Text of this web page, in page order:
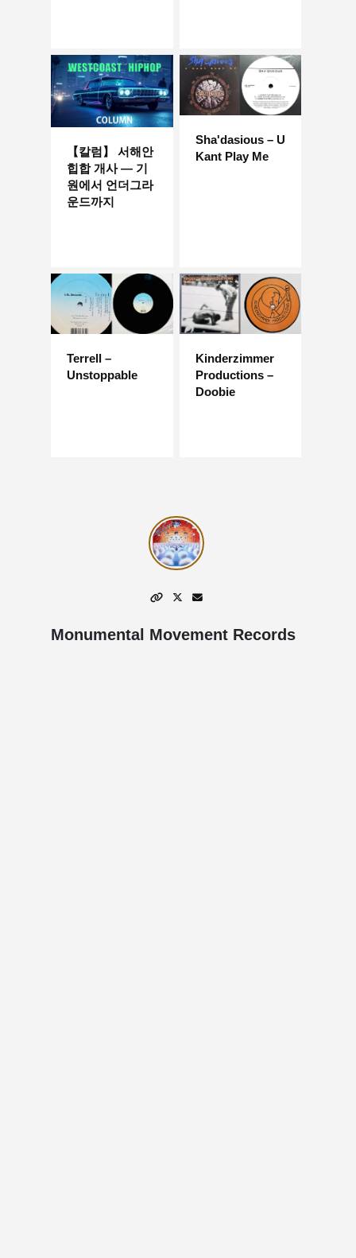
【칼럼】 서해안
힙합 개사 — 기
원에서 언더그라
운드까지
Sha'dasious – U
Kant Play Me
Terrell –
Unstoppable
Kinderzimmer
Productions –
Doobie
Monumental Movement Records